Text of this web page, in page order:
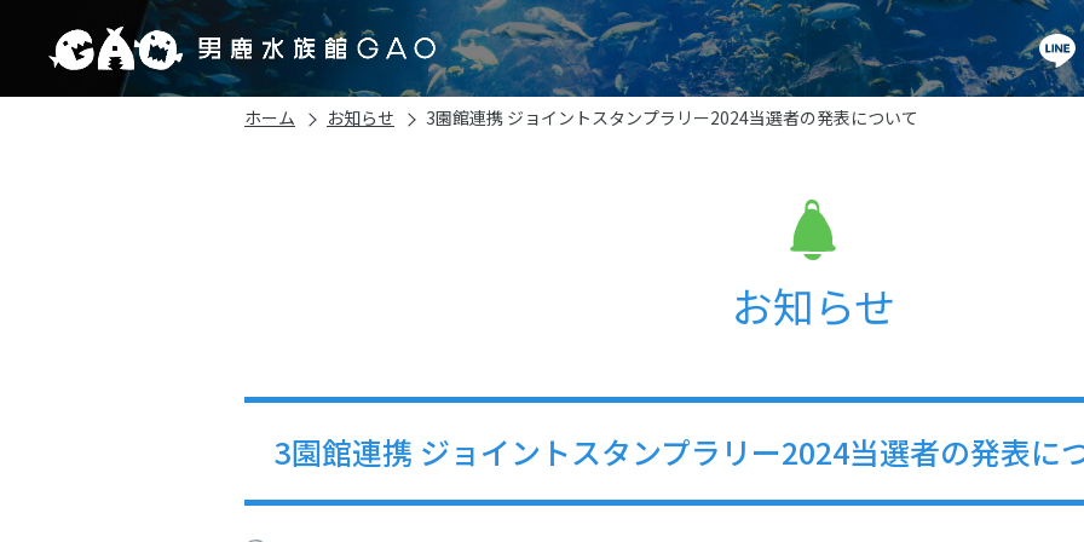
ホーム お知らせ 3園館連携 ジョイントスタンプラリー2024当選者の発表について
お知らせ
3園館連携 ジョイントスタンプラリー2024当選者の発表に